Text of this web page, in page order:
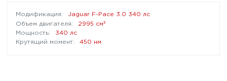
Jaguar F-Pace 3.0 340 лс
2995 см³
340 лс
450 нм